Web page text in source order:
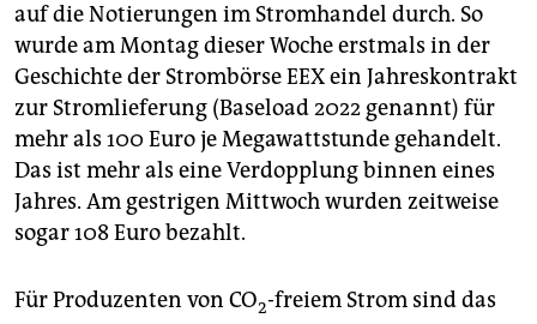
auf die Notierungen im Stromhandel durch. So
wurde am Montag dieser Woche erstmals in der
Geschichte der Strombörse EEX ein Jahreskontrakt
zur Stromlieferung (Baseload 2022 genannt) für
mehr als 100 Euro je Megawattstunde gehandelt.
Das ist mehr als eine Verdopplung binnen eines
Jahres. Am gestrigen Mittwoch wurden zeitweise
sogar 108 Euro bezahlt.
Für Produzenten von CO2-freiem Strom sind das